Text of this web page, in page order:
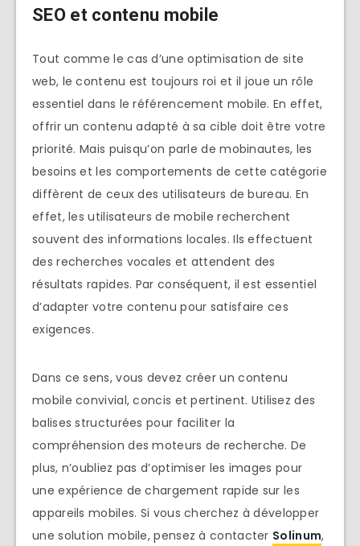
SEO et contenu mobile
Tout comme le cas d’une optimisation de site
web, le contenu est toujours roi et il joue un rôle
essentiel dans le référencement mobile. En effet,
offrir un contenu adapté à sa cible doit être votre
priorité. Mais puisqu’on parle de mobinautes, les
besoins et les comportements de cette catégorie
diffèrent de ceux des utilisateurs de bureau. En
effet, les utilisateurs de mobile recherchent
souvent des informations locales. Ils effectuent
des recherches vocales et attendent des
résultats rapides. Par conséquent, il est essentiel
d’adapter votre contenu pour satisfaire ces
exigences.
Dans ce sens, vous devez créer un contenu
mobile convivial, concis et pertinent. Utilisez des
balises structurées pour faciliter la
compréhension des moteurs de recherche. De
plus, n’oubliez pas d’optimiser les images pour
une expérience de chargement rapide sur les
appareils mobiles. Si vous cherchez à développer
une solution mobile, pensez à contacter Solinum,